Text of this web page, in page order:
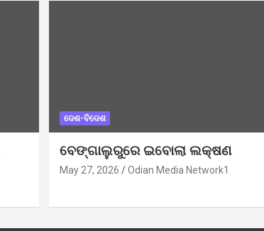
ଦେଶ-ବିଦେଶ
ବେଙ୍ଗାଲୁରୁରେ ଇବୋଲା ଲକ୍ଷଣ
May 27, 2026 Odian Media Network1